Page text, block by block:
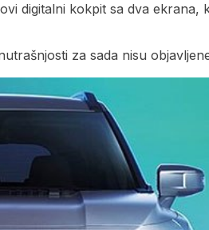
digitalni kokpit sa dva ekrana,
za sada nisu